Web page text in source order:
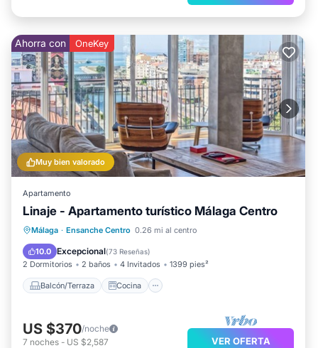
Muy bien valorado
Ahorra con OneKey
Apartamento
Linaje - Apartamento turístico Málaga Centro
Málaga · Ensanche Centro 0.26 mi al centro
10.0 Excepcional(73 Reseñas)
2 Dormitorios 2 baños 4 Invitados 1399 pies²
Balcón/Terraza Cocina
Balcón/Terraza
Cocina
Aire acondicionado
US $370/noche
7 noches - US $2,587 VER OFERTA